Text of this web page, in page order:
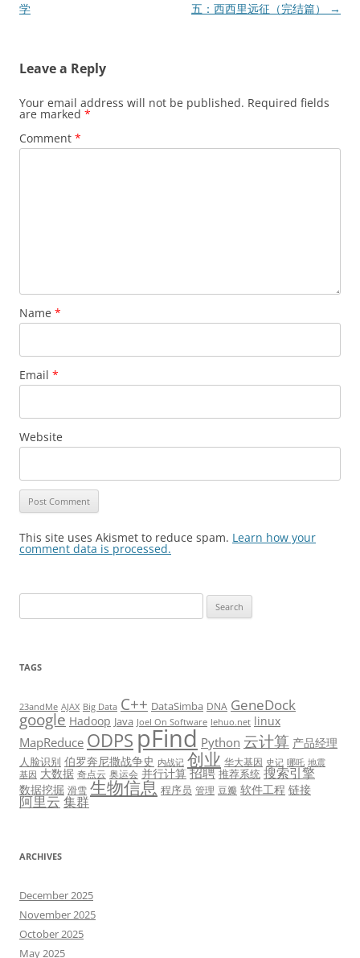
navigation
学
五：西西里远征（完结篇）
→
Leave a Reply
Your email address will not be published. Required fields
are marked *
Comment *
Name *
Email *
Website
This site uses Akismet to reduce spam. Learn how your
comment data is processed.
for:
TAGS
23andMe AJAX Big Data C++ DataSimba DNA GeneDock
google Hadoop Java Joel On Software lehuo.net linux
MapReduce ODPS pFind Python 云计算 产品经理
人脸识别 伯罗奔尼撒战争史 内战记 创业 华大基因 史记 哪吒 地震
基因 大数据 奇点云 奥运会 并行计算 招聘 推荐系统 搜索引擎
数据挖掘 滑雪 生物信息 程序员 管理 豆瓣 软件工程 链接
阿里云集群
ARCHIVES
December 2025
November 2025
October 2025
May 2025